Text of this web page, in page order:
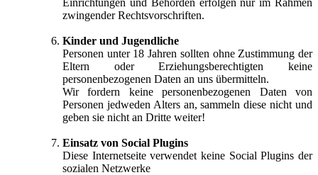
zwingender Rechtsvorschriften.
Kinder und Jugendliche
Personen unter 18 Jahren sollten ohne Zustimmung der
Eltern oder Erziehungsberechtigten keine
personenbezogenen Daten an uns übermitteln.
Wir fordern keine personenbezogenen Daten von
Personen jedweden Alters an, sammeln diese nicht und
geben sie nicht an Dritte weiter!
Einsatz von Social Plugins
Diese Internetseite verwendet keine Social Plugins der
sozialen Netzwerke